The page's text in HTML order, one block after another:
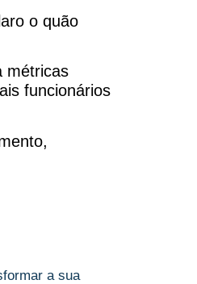
o quão
métricas
funcionários
a sua